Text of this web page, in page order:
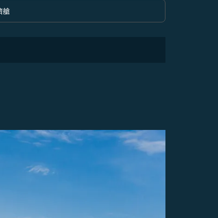
option 經濟艙 Selected
艙